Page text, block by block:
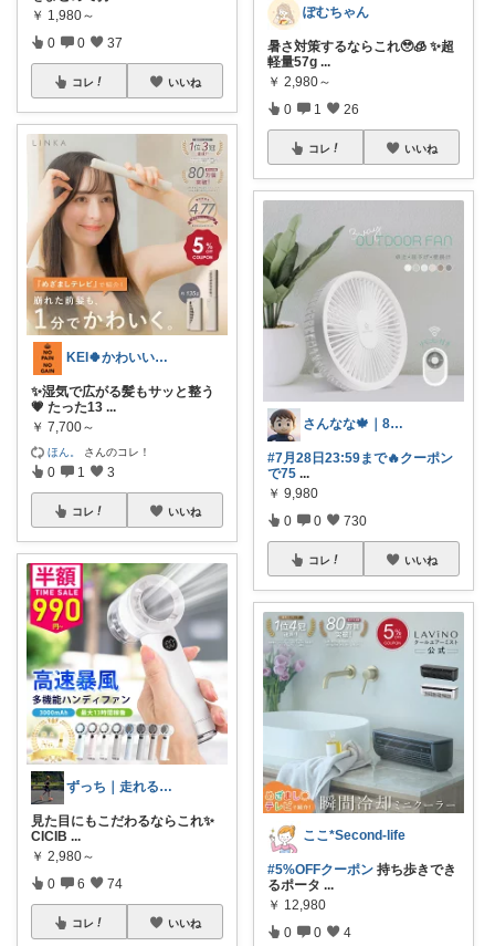
￥ 1,980～
0 0 37
コレ いいね
KEI🍀かわいい💕おしゃれ😊便利✨
✨湿気で広がる髪もサッと整う
💗 たった13 ...
￥ 7,700～
ほん。 さんのコレ！
0 1 3
コレ いいね
ずっち｜走れる身体づくり
見た目にもこだわるならこれ✨
CICIB ...
￥ 2,980～
0 6 74
コレ いいね
ぽむちゃん
暑さ対策するならこれ🥹🧊 ✨超
軽量57g ...
￥ 2,980～
0 1 26
コレ いいね
さんなな🍁｜8月朝コレチャレンジ🌞
#7月28日23:59まで🔥クーポン
で75 ...
￥ 9,980
0 0 730
コレ いいね
ここ*Second-life
#5%OFFクーポン 持ち歩きでき
るポータ ...
￥ 12,980
0 0 4